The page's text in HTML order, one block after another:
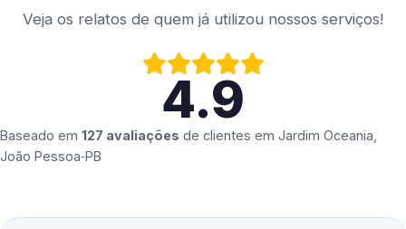
Veja os relatos de quem já utilizou nossos serviços!
4.9
Baseado em 127 avaliações de clientes em Jardim Oceania,
João Pessoa‑PB